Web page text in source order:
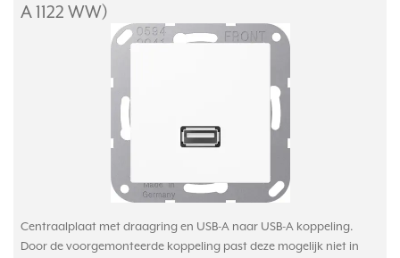
A 1122 WW)
Centraalplaat met draagring en USB-A naar USB-A koppeling.
Door de voorgemonteerde koppeling past deze mogelijk niet in